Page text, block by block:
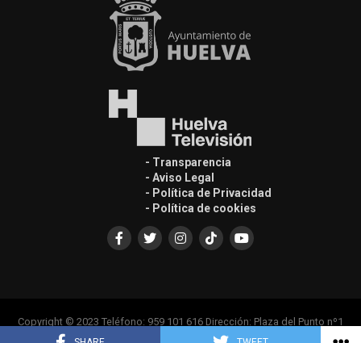
- Transparencia
- Aviso Legal
- Política de Privacidad
- Política de cookies
Copyright © 2023 Teléfono: 959 101 616 Dirección: Plaza del Punto nº1
Casa Colón, Edif. Principal 1ª Planta, 21001